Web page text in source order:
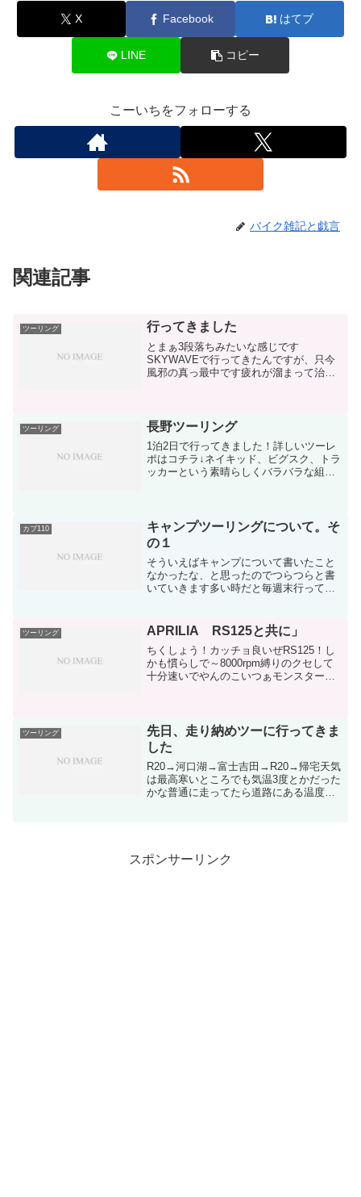
X Facebook はてブ
LINE コピー
こーいちをフォローする
バイク雑記と戯言
関連記事
ツーリング 行ってきました
とまぁ3段落ちみたいな感じです
SKYWAVEで行ってきたんですが、只今
風邪の真っ最中です疲れが溜まって治っ
思いました>>ロッシさんとり...
ツーリング 長野ツーリング
1泊2日で行ってきました！詳しいツーレ
ポはコチラ↓ネイキッド、ビグスク、トラ
ッカーという素晴らしくバラバラな組み
た瞬間…来月の...
カブ110
キャンプツーリングについて。そ
の１
そういえばキャンプについて書いたこと
なかったな、と思ったのでつらつらと書
いていきます多い時だと毎週末行ってた
とっぱらとか有名なところだと土曜日と
か予約取れんってのでなか...
ツーリング APRILIA RS125と共に」
ちくしょう！カッチョ良いぜRS125！し
かも慣らしで～8000rpm縛りのクセして
十分速いでやんのこいつぁモンスター級
で、乗っ...
ツーリング
先日、走り納めツーに行ってきま
した
R20→河口湖→富士吉田→R20→帰宅天気
は最高寒いところでも気温3度とかだった
かな普通に走ってたら道路にある温度計
スポンサーリンク